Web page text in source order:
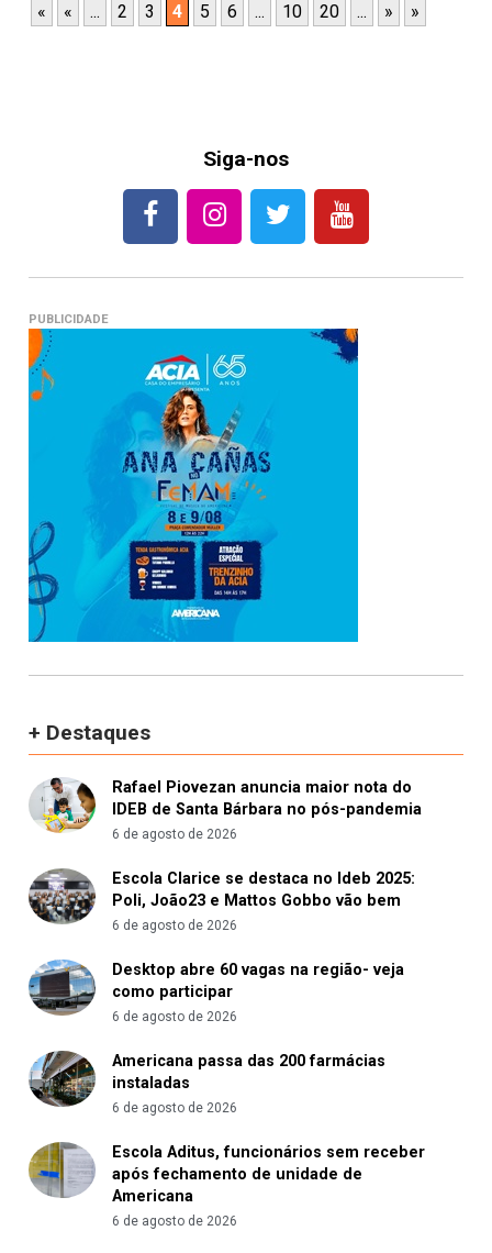
« « ... 2 3 4 5 6 ... 10 20 ... » »
Siga-nos
PUBLICIDADE
+ Destaques
Rafael Piovezan anuncia maior nota do
IDEB de Santa Bárbara no pós-pandemia
6 de agosto de 2026
Escola Clarice se destaca no Ideb 2025:
Poli, João23 e Mattos Gobbo vão bem
6 de agosto de 2026
Desktop abre 60 vagas na região- veja
como participar
6 de agosto de 2026
Americana passa das 200 farmácias
instaladas
6 de agosto de 2026
Escola Aditus, funcionários sem receber
após fechamento de unidade de
Americana
6 de agosto de 2026